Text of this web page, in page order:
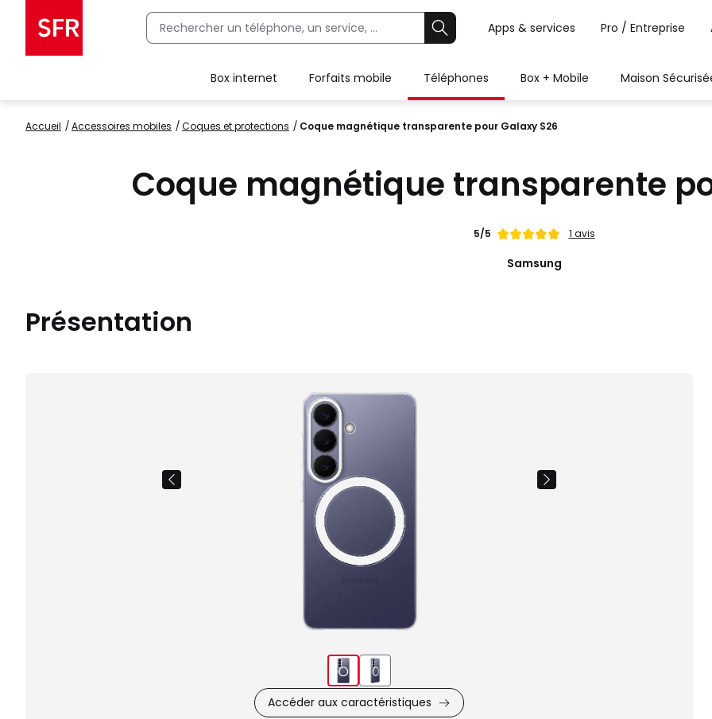
Apps & services Pro / Entreprise
Box internet Forfaits mobile Téléphones Box + Mobile Maison
Accueil accessoires mobiles coques et protections Coque magnétique transparente pour Galaxy S26
Coque magnétique transparente
Note
5/5 1 avis
Samsung
Présentation
Accéder aux caractéristiques